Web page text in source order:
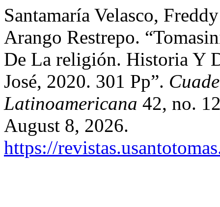
Santamaría Velasco,
Arango Restrepo.
De La religión. Historia Y
José, 2020. 301 Pp”.
Latinoamericana 42, no.
August 8, 2026.
https://